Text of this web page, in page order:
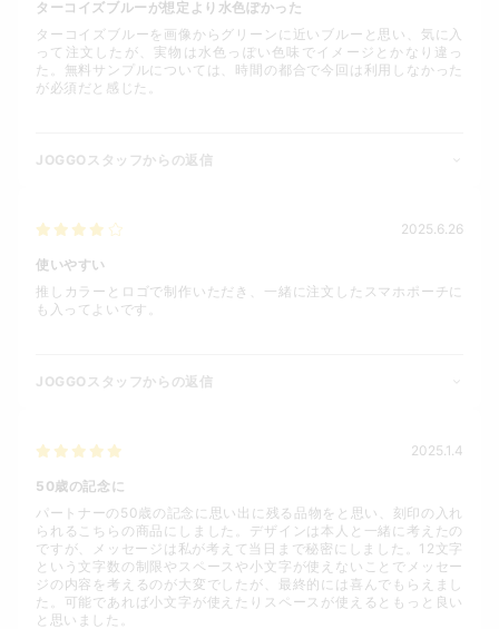
ターコイズブルーが想定より水色ぽかった
ターコイズブルーを画像からグリーンに近いブルーと思い、気に入
って注文したが、実物は水色っぽい色味でイメージとかなり違っ
た。無料サンプルについては、時間の都合で今回は利用しなかった
が必須だと感じた。
JOGGOスタッフからの返信
2025.6.26
使いやすい
推しカラーとロゴで制作いただき、一緒に注文したスマホポーチに
も入ってよいです。
JOGGOスタッフからの返信
2025.1.4
50歳の記念に
パートナーの50歳の記念に思い出に残る品物をと思い、刻印の入れ
られるこちらの商品にしました。デザインは本人と一緒に考えたの
ですが、メッセージは私が考えて当日まで秘密にしました。12文字
という文字数の制限やスペースや小文字が使えないことでメッセー
ジの内容を考えるのが大変でしたが、最終的には喜んでもらえまし
た。可能であれば小文字が使えたりスペースが使えるともっと良い
と思いました。